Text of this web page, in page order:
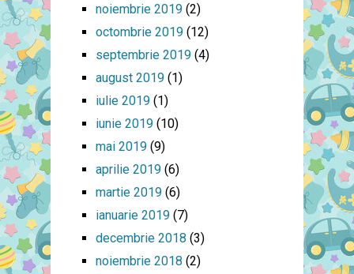
noiembrie 2019(2)
octombrie 2019(12)
septembrie 2019(4)
august 2019(1)
iulie 2019(1)
iunie 2019(10)
mai 2019(9)
aprilie 2019(6)
martie 2019(6)
ianuarie 2019(7)
decembrie 2018 (3)
noiembrie 2018 (2)